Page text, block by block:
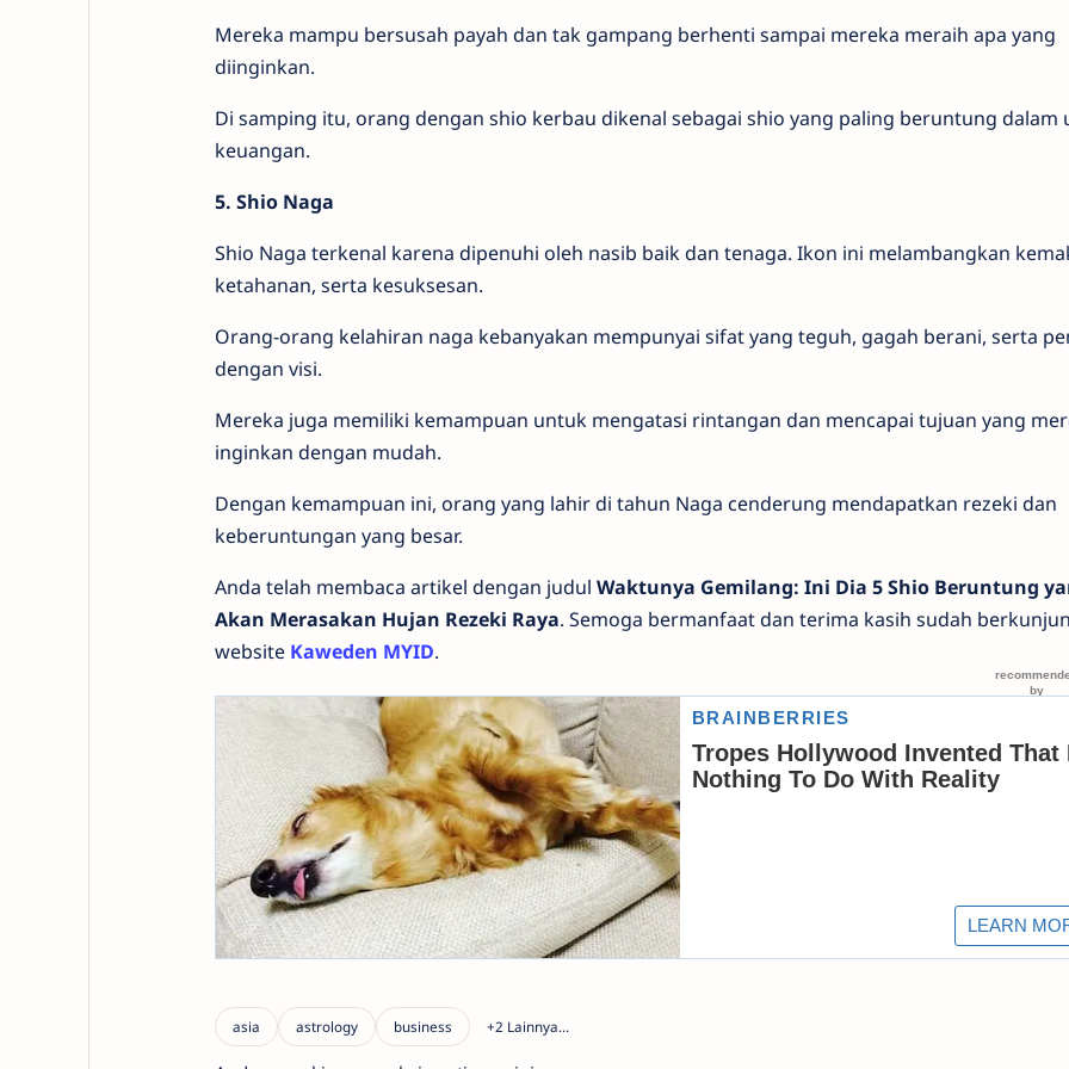
Mereka mampu bersusah payah dan tak gampang berhenti sampai mereka meraih apa yang
diinginkan.
Di samping itu, orang dengan shio kerbau dikenal sebagai shio yang paling beruntung dalam
keuangan.
5. Shio Naga
Shio Naga terkenal karena dipenuhi oleh nasib baik dan tenaga. Ikon ini melambangkan
ketahanan, serta kesuksesan.
Orang-orang kelahiran naga kebanyakan mempunyai sifat yang teguh, gagah berani, serta
dengan visi.
Mereka juga memiliki kemampuan untuk mengatasi rintangan dan mencapai tujuan yang
inginkan dengan mudah.
Dengan kemampuan ini, orang yang lahir di tahun Naga cenderung mendapatkan rezeki dan
keberuntungan yang besar.
Anda telah membaca artikel dengan judul Waktunya Gemilang: Ini Dia 5 Shio Beruntung
Akan Merasakan Hujan Rezeki Raya. Semoga bermanfaat dan terima kasih sudah
website Kaweden MYID.